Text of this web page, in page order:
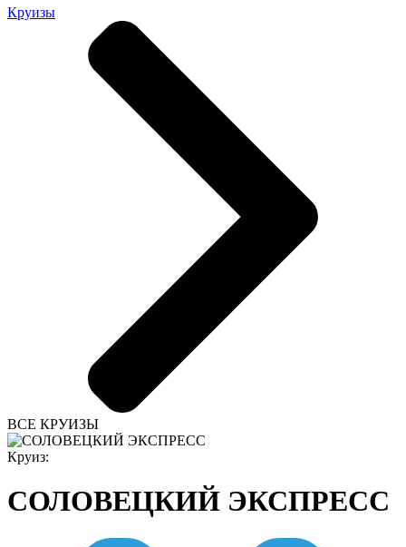
Круизы
ВСЕ КРУИЗЫ
Круиз:
СОЛОВЕЦКИЙ ЭКСПРЕСС